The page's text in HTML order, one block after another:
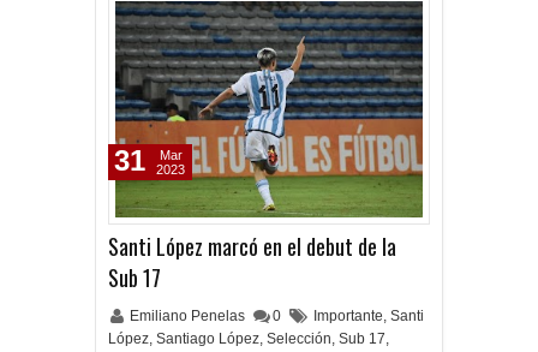
Santi López marcó en el debut de la
Sub 17
Emiliano Penelas 0 Importante, Santi
López, Santiago López, Selección, Sub 17,
31
Mar
2023